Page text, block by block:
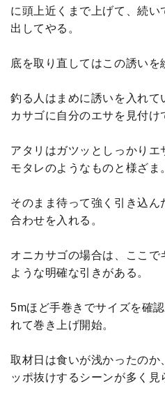
に頭上近くまで上げて、続
出してやる。
底を取り直してはこの誘いを
釣る人はまめに誘いを入れて
カサゴに自分のエサを見付け
アタリはガツッとしっかりエ
モタレのようなものと様ざま
そのまま待って強く引き込ん
合わせを入れる。
オニカサゴの場合は、ここで
ような明確な引きがある。
5mほど手巻きでサイズを確
れて巻き上げ開始。
取材日は食いが浅かったのか
ッポ抜けするシーンが多く見